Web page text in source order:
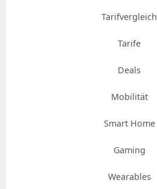
Tarifvergleich
Tarife
Deals
Mobilität
Smart Home
Gaming
Wearables